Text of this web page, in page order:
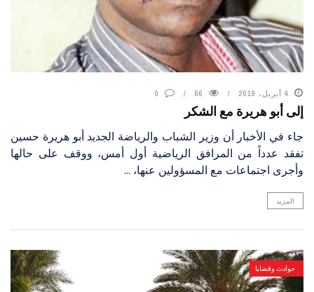
4 أبريل، 2019 66
0
إلى أبو هريرة مع الشكر
جاء في الأخبار أن وزير الشباب والرياضة الجديد أبو هريرة حسين
تفقد عدداً من المرافق الرياضية أول أمس، ووقف على حالها
وأجرى اجتماعات مع المسؤولين عنها، ...
المزيد
حوادث وقضايا